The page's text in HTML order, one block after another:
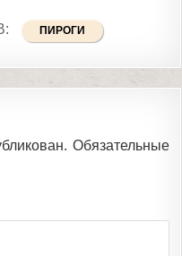
ПИРОГИ
Обязательные